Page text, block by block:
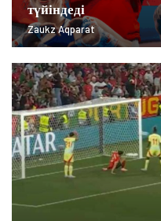
түйіндеді
Zaukz Aqparat